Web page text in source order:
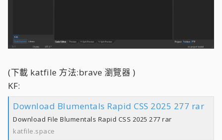
(下載 katfile 方法:brave 瀏覽器 )
KF:
Download Blumentals Rapid CSS 2025 277 rar
Download File Blumentals Rapid CSS 2025 277 rar
katfile.space